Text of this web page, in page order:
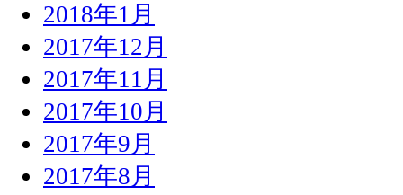
2018年1月
2017年12月
2017年11月
2017年10月
2017年9月
2017年8月